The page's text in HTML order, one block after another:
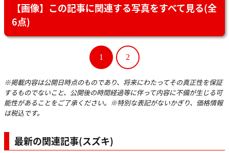
【画像】この記事に関連する写真をすべて見る(全
6点)
1 2
※掲載内容は公開日時点のものであり、将来にわたってその真正性を保証
するものでないこと、公開後の時間経過等に伴って内容に不備が生じる可
能性があることをご了承ください。※特別な表記がないかぎり、価格情報
は税込です。
最新の関連記事(スズキ)